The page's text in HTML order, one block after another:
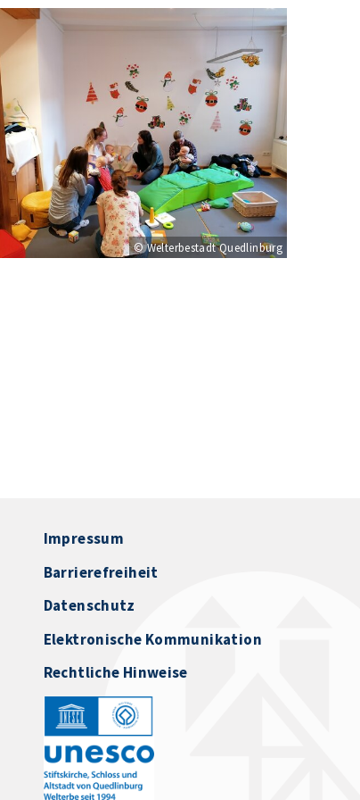
© Welterbestadt Quedlinburg
Impressum
Barrierefreiheit
Datenschutz
Elektronische Kommunikation
Rechtliche Hinweise